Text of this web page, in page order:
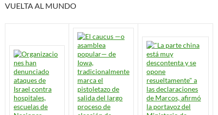
VUELTA AL MUNDO